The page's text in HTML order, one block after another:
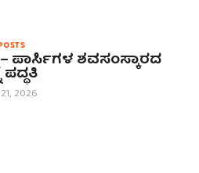
– ಪಾರ್ಸಿಗಳ ಶವಸಂಸ್ಕಾರದ
2026